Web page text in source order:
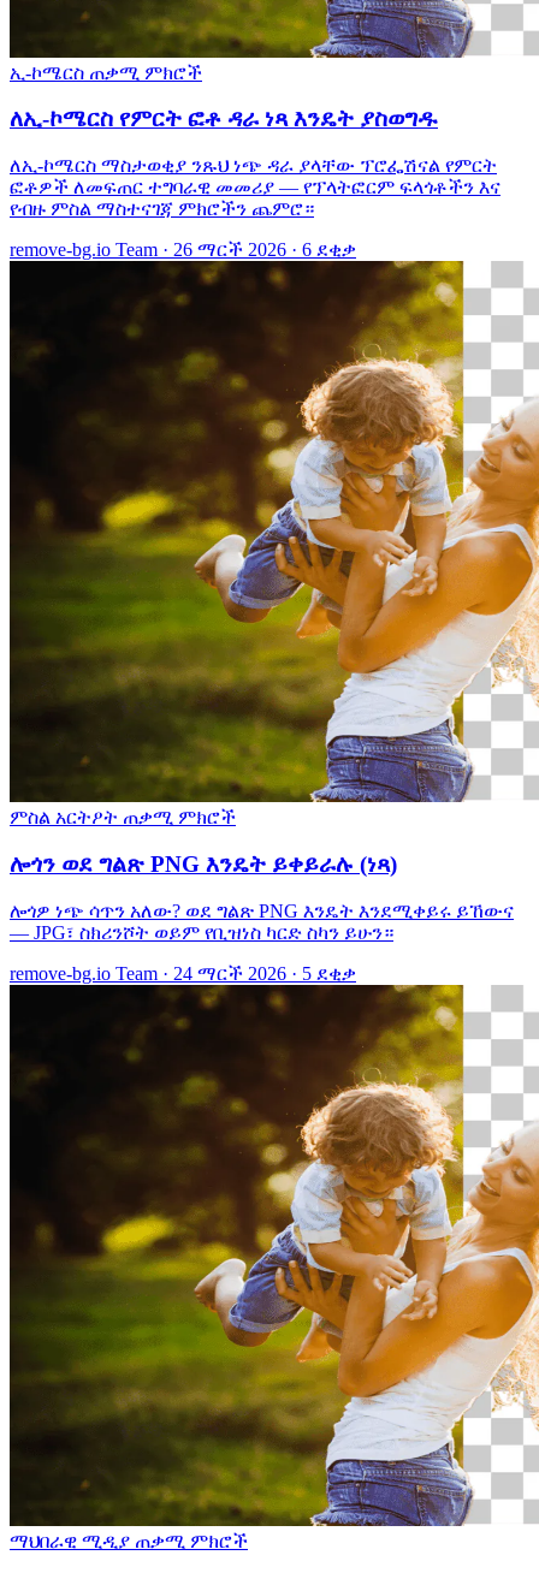
ኢ-ኮሜርስ ጠቃሚ ምክሮች
ለኢ-ኮሜርስ የምርት ፎቶ ዳራ ነጻ እንዴት ያስወግዱ
ለኢ-ኮሜርስ ማስታወቂያ ንጹህ ነጭ ዳራ ያላቸው ፕሮፌሽናል የምርት
ፎቶዎች ለመፍጠር ተግባራዊ መመሪያ — የፕላትፎርም ፍላጎቶችን እና
የብዙ ምስል ማስተናገጃ ምክሮችን ጨምሮ።
remove-bg.io Team · 26 ማርች 2026 · 6 ደቂቃ
ምስል አርትዖት ጠቃሚ ምክሮች
ሎጎን ወደ ግልጽ PNG እንዴት ይቀይራሉ (ነጻ)
ሎጎዎ ነጭ ሳጥን አለው? ወደ ግልጽ PNG እንዴት እንደሚቀይሩ ይኸውና
— JPG፣ ስክሪንሾት ወይም የቢዝነስ ካርድ ስካን ይሁን።
remove-bg.io Team · 24 ማርች 2026 · 5 ደቂቃ
ማህበራዊ ሚዲያ ጠቃሚ ምክሮች